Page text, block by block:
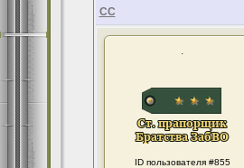
CC
.
ID пользователя #855